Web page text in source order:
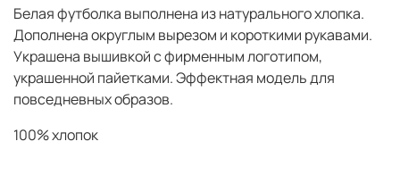
Белая футболка выполнена из натурального хлопка.
Дополнена округлым вырезом и короткими рукавами.
Украшена вышивкой с фирменным логотипом,
украшенной пайетками. Эффектная модель для
повседневных образов.
100% хлопок